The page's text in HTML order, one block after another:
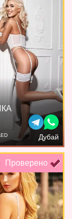
Дубай
Проверено